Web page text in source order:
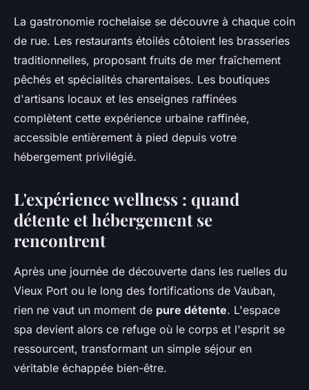
La gastronomie rochelaise se découvre à chaque coin
de rue. Les restaurants étoilés côtoient les brasseries
traditionnelles, proposant fruits de mer fraîchement
pêchés et spécialités charentaises. Les boutiques
d'artisans locaux et les enseignes raffinées
complètent cette expérience urbaine raffinée,
accessible entièrement à pied depuis votre
hébergement privilégié.
L'expérience wellness : quand
détente et hébergement se
rencontrent
Après une journée de découverte dans les ruelles du
Vieux Port ou le long des fortifications de Vauban,
rien ne vaut un moment de pure détente. L'espace
spa devient alors ce refuge où le corps et l'esprit se
ressourcent, transformant un simple séjour en
véritable échappée bien-être.